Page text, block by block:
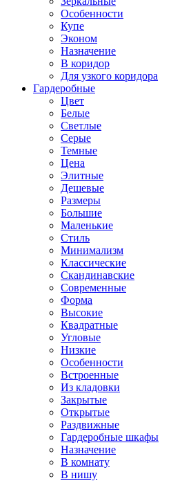
Особенности
Купе
Эконом
Назначение
В коридор
Для узкого коридора
Гардеробные
Цвет
Белые
Светлые
Серые
Темные
Цена
Элитные
Дешевые
Размеры
Большие
Маленькие
Стиль
Минимализм
Классические
Скандинавские
Современные
Форма
Высокие
Квадратные
Угловые
Низкие
Особенности
Встроенные
Из кладовки
Закрытые
Открытые
Раздвижные
Гардеробные шкафы
Назначение
В комнату
В нишу